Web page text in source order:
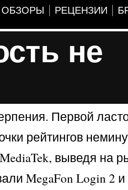
ОБЗОРЫ РЕЦЕНЗИИ
не
Первой
рейтингов
выведя на
MegaFon Login 2 и